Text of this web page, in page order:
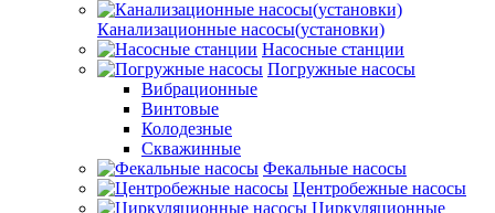
Канализационные насосы(установки)
Насосные станции
Погружные насосы
Вибрационные
Винтовые
Колодезные
Скважинные
Фекальные насосы
Центробежные насосы
Циркуляционные